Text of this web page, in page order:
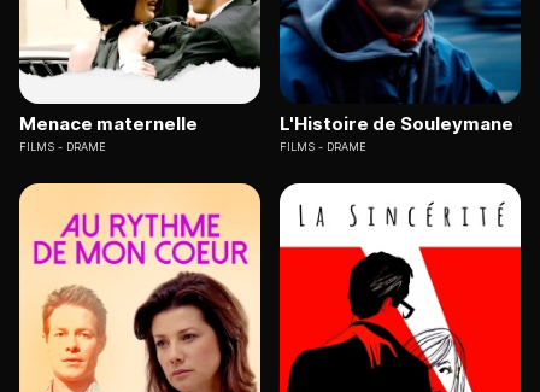
Menace maternelle
FILMS DRAME
L'Histoire de Souleymane
FILMS DRAME